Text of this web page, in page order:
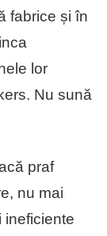
fabrice și în
lor
Nu sună
praf
nu mai
ineficiente